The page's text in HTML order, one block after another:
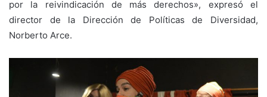
por la reivindicación de más derechos», expresó el
director de la Dirección de Políticas de Diversidad,
Norberto Arce.